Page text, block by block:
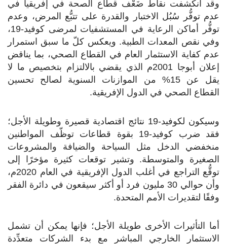
وقد انكشفت نقاط ضَعْف قطاع الصحة في إفريقيا في
عدم توفُّر سُبُل الاختبار والقدرة على تتبُّع المرض، وعدم
توفُّر أماكن الرعاية في المستشفيات لمرضى كوفيد-19،
وفي نقص المعدات الطبية. ويعكس كلّ ما سبق استمرار
عدم كفاية الاستثمار العام في القطاع الصحي، بما يناقض
إعلان أبوجا 2001م الذي يقضي بالالتزام بتخصيص ما لا
يقل عن 15% من الموازنات السنوية لصالح تحسين
القطاع الصحي في الدول الإفريقية.
وسيكون لكوفيد-19 نتائج اقتصادية قصيرة وطويلة الأجل؛
فقد ضرب كوفيد-19 بقوة قطاعات توظّف المواطنين
منخفضي الدخل مثل السياحة والضيافة والمشروعات
الصغيرة والمتوسطة. وتشير توقعات كثيرة مؤخرًا إلى
توقُّع التراجع في أغلب الدول الإفريقية في العام 2020م،
وأن حوالي 30 مليون فرد أو أكثر سيقعون في دائرة الفقر
وفقًا لتقديرات الأمم المتحدة.
أما التأثيرات الأخرى طويلة الأجل؛ فإنها يمكن أن تشمل
الاستثمار الخارجي المباشر مع بدء الشركات متعدِّدة